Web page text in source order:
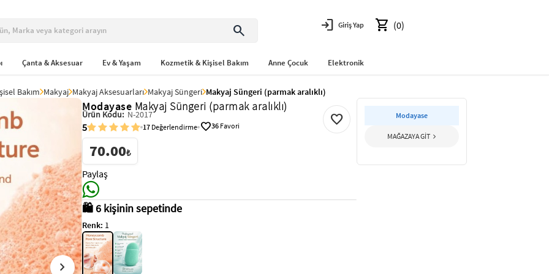
search login Giriş Yap shopping_cart (0)
Çanta & Aksesuar Ev & Yaşam Kozmetik & Kişisel Bakım Anne Çocuk Elektronik
Bakım Makyaj Makyaj Aksesuarları Makyaj Süngeri Makyaj Süngeri (parmak aralıklı)
chevron_right
Modayase Makyaj Süngeri (parmak aralıklı)
Ürün Kodu: N-2017
5 17 Değerlendirme favorite36 Favori
70.00₺
favorite
Paylaş
🛍️ 6 kişinin sepetinde
Renk: 1
Modayase
MAĞAZAYA GİT